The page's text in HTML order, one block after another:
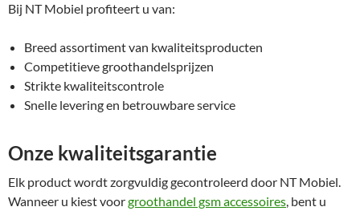
Bij NT Mobiel profiteert u van:
Breed assortiment van kwaliteitsproducten
Competitieve groothandelsprijzen
Strikte kwaliteitscontrole
Snelle levering en betrouwbare service
Onze kwaliteitsgarantie
Elk product wordt zorgvuldig gecontroleerd door NT Mobiel.
Wanneer u kiest voorgroothandel gsm accessoires, bent u